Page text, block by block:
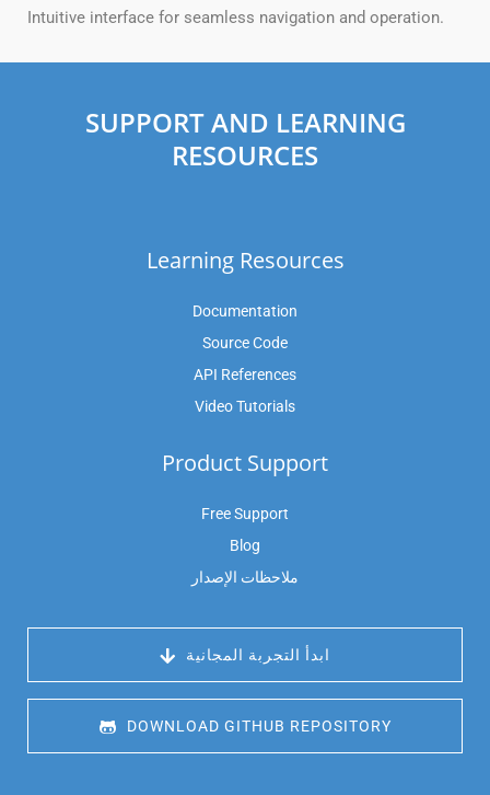
Intuitive interface for seamless navigation and operation.
SUPPORT AND LEARNING
RESOURCES
Learning Resources
Documentation
Source Code
API References
Video Tutorials
Product Support
Free Support
Blog
ملاحظات الإصدار
ابدأ التجربة المجانية
DOWNLOAD GITHUB REPOSITORY